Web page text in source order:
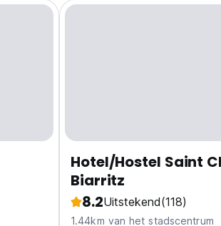
Hotel/Hostel Saint
Biarritz
8.2Uitstekend(118)
1.44km van het stadscentrum